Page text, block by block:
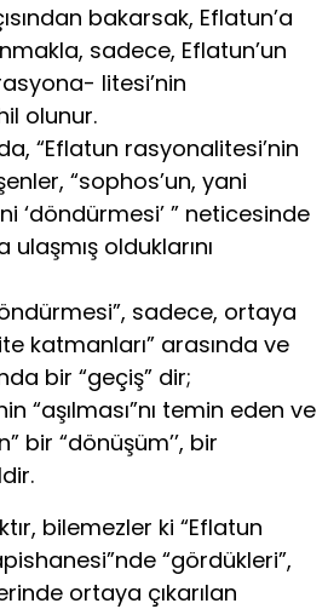
bakarsak, Eflatun’a
sadece, Eflatun’un
litesi’nin
olunur.
“Eflatun rasyonalitesi’nin
“sophos’un, yani
‘döndürmesi’ ” neticesinde
ulaşmış olduklarını
sadece, ortaya
katmanları” arasında ve
bir “geçiş” dir;
“aşılması”nı temin eden ve
bir “dönüşüm’’, bir
bilemezler ki “Eflatun
“gördükleri”,
ortaya çıkarılan